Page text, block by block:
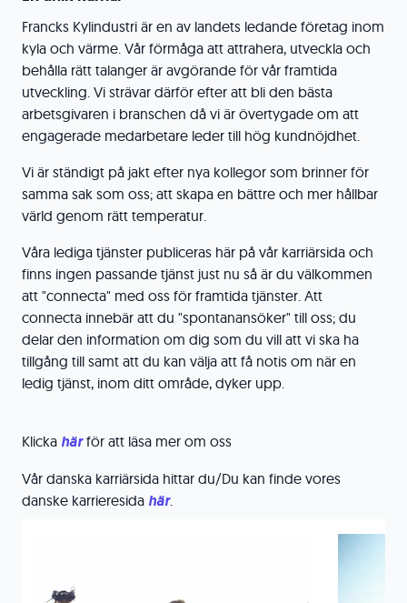
Francks Kylindustri är en av landets ledande företag inom
kyla och värme. Vår förmåga att attrahera, utveckla och
behålla rätt talanger är avgörande för vår framtida
utveckling. Vi strävar därför efter att bli den bästa
arbetsgivaren i branschen då vi är övertygade om att
engagerade medarbetare leder till hög kundnöjdhet.
Vi är ständigt på jakt efter nya kollegor som brinner för
samma sak som oss; att skapa en bättre och mer hållbar
värld genom rätt temperatur.
Våra lediga tjänster publiceras här på vår karriärsida och
finns ingen passande tjänst just nu så är du välkommen
att "connecta" med oss för framtida tjänster. Att
connecta innebär att du "spontanansöker" till oss; du
delar den information om dig som du vill att vi ska ha
tillgång till samt att du kan välja att få notis om när en
ledig tjänst, inom ditt område, dyker upp.
Klicka härför att läsa mer om oss
Vår danska karriärsida hittar du/Du kan finde vores
danske karrieresida här.